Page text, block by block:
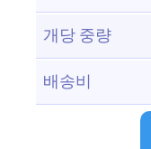
개당 중량
배송비